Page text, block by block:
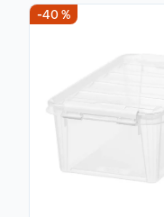
-40 %